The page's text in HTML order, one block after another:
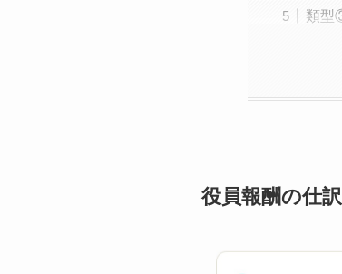
類型
役員報酬の仕